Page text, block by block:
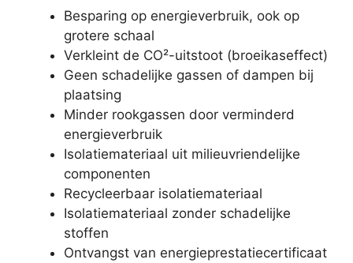
Besparing op energieverbruik, ook op
grotere schaal
Verkleint de CO²-uitstoot (broeikaseffect)
Geen schadelijke gassen of dampen bij
plaatsing
Minder rookgassen door verminderd
energieverbruik
Isolatiemateriaal uit milieuvriendelijke
componenten
Recycleerbaar isolatiemateriaal
Isolatiemateriaal zonder schadelijke
stoffen
Ontvangst van energieprestatiecertificaat